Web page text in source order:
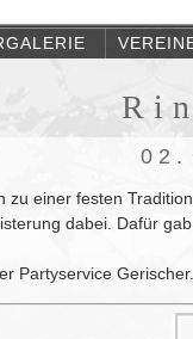
02.
zu einer festen
dabei. Dafür
Partyservice Gerischer.